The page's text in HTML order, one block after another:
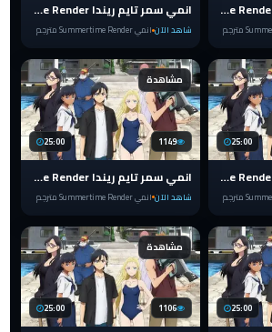
انمي سمر تايم ريندا Summertime Render الحلقة 15 مترجم انمي سمر تايم ريندا Summertime Render الحلقة 14 مترجم
شاهد الآن انمي Summertime Render مترجم
25:00
انمي سمر تايم ريندا Summertime Render الحلقة 13 مترجم
مشاهدة
25:00 1149
انمي سمر تايم ريندا Summertime Render الحلقة 12 مترجم
شاهد الآن انمي Summertime Render مترجم
25:00
مشاهدة
25:00 1106